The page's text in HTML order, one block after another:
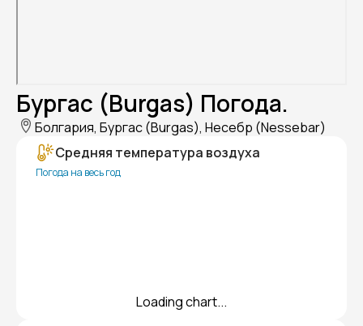
Бургас (Burgas) Погода.
Болгария, Бургас (Burgas), Несебр (Nessebar)
Средняя температура воздуха
Погода на весь год
Loading chart...